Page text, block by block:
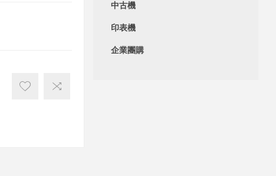
中古機
印表機
企業團購